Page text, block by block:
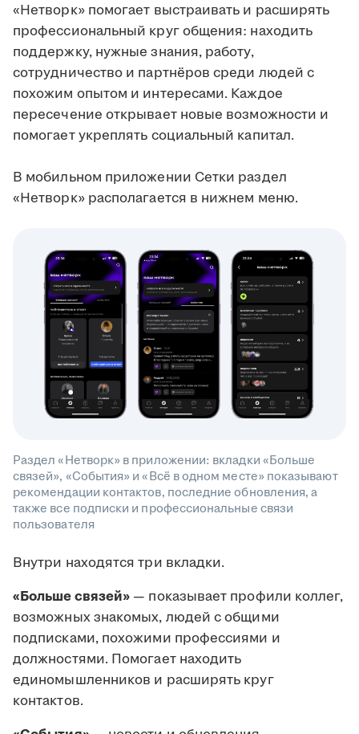
«Нетворк» помогает выстраивать и расширять
профессиональный круг общения: находить
поддержку, нужные знания, работу,
сотрудничество и партнёров среди людей с
похожим опытом и интересами. Каждое
пересечение открывает новые возможности и
помогает укреплять социальный капитал.
В мобильном приложении Сетки раздел
«Нетворк» располагается в нижнем меню.
Раздел «Нетворк» в приложении: вкладки «Больше
связей», «События» и «Всё в одном месте» показывают
рекомендации контактов, последние обновления, а
также все подписки и профессиональные связи
пользователя
Внутри находятся три вкладки.
«Больше связей» — показывает профили коллег,
возможных знакомых, людей с общими
подписками, похожими профессиями и
должностями. Помогает находить
единомышленников и расширять круг
контактов.